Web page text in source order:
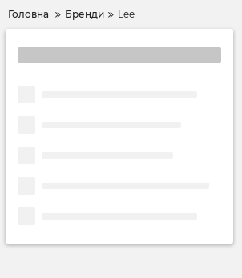
Головна Бренди Lee